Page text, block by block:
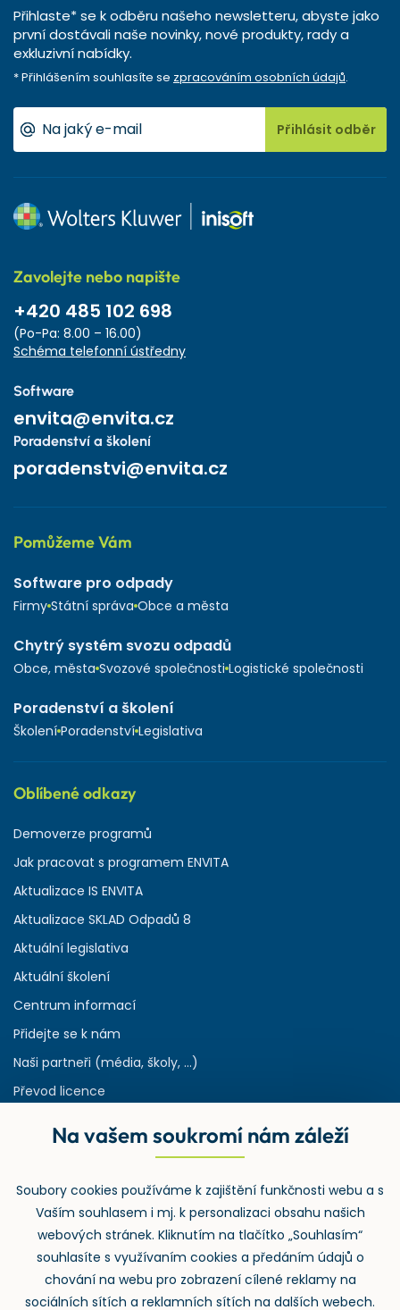
Přihlaste* se k odběru našeho newsletteru, abyste jako
první dostávali naše novinky, nové produkty, rady a
exkluzivní nabídky.
* Přihlášením souhlasíte se zpracováním osobních údajů.
Přihlásit odběr
Zavolejte nebo napište
+420 485 102 698
(Po-Pa: 8.00 – 16.00)
Schéma telefonní ústředny
Software
envita@envita.cz
Poradenství a školení
poradenstvi@envita.cz
Pomůžeme Vám
Software pro odpady
Firmy Státní správa Obce a města
Chytrý systém svozu odpadů
Obce, města Svozové společnosti Logistické společnosti
Poradenství a školení
Školení Poradenství Legislativa
Oblíbené odkazy
Demoverze programů
Jak pracovat s programem ENVITA
Aktualizace IS ENVITA
Aktualizace SKLAD Odpadů 8
Aktuální legislativa
Aktuální školení
Centrum informací
Přidejte se k nám
Naši partneři (média, školy, ...)
Převod licence
Rejstřík používaných zkratek v odpadech
Zpětný odběr
Na vašem soukromí nám záleží
Soubory cookies používáme k zajištění funkčnosti webu a s
Vaším souhlasem i mj. k personalizaci obsahu našich
webových stránek. Kliknutím na tlačítko „Souhlasím“
souhlasíte s využívaním cookies a předáním údajů o
chování na webu pro zobrazení cílené reklamy na
sociálních sítích a reklamních sítích na dalších webech.